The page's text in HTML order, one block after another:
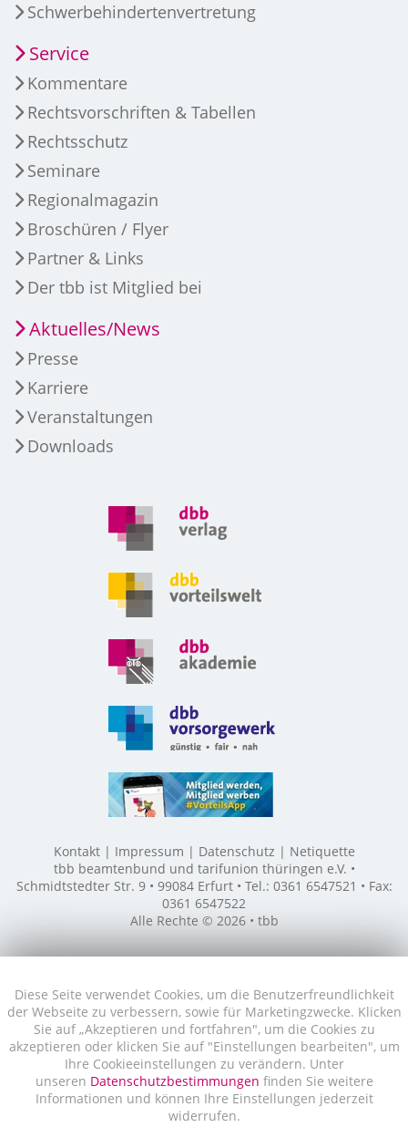
Diese Seite verwendet Cookies, um die Benutzerfreundlichkeit
der Webseite zu verbessern, sowie für Marketingzwecke. Klicken
Sie auf „Akzeptieren und fortfahren", um die Cookies zu
akzeptieren oder klicken Sie auf "Einstellungen bearbeiten", um
Ihre Cookieeinstellungen zu verändern. Unter
unseren Datenschutzbestimmungen finden Sie weitere
Informationen und können Ihre Einstellungen jederzeit
widerrufen.
Schwerbehindertenvertretung
Service
Kommentare
Rechtsvorschriften & Tabellen
Rechtsschutz
Seminare
Regionalmagazin
Broschüren / Flyer
Partner & Links
Der tbb ist Mitglied bei
Aktuelles/News
Presse
Karriere
Veranstaltungen
Downloads
Kontakt Impressum Datenschutz
Netiquette
tbb beamtenbund und tarifunion thüringen e.V. •
Schmidtstedter Str. 9 • 99084 Erfurt • Tel.: 0361 6547521 • Fax:
0361 6547522
Alle Rechte © 2026 • tbb